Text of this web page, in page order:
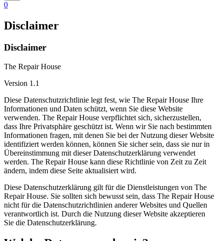
0
Disclaimer
Disclaimer
The Repair House
Version 1.1
Diese Datenschutzrichtlinie legt fest, wie The Repair House Ihre
Informationen und Daten schützt, wenn Sie diese Website
verwenden. The Repair House verpflichtet sich, sicherzustellen,
dass Ihre Privatsphäre geschützt ist. Wenn wir Sie nach bestimmten
Informationen fragen, mit denen Sie bei der Nutzung dieser Website
identifiziert werden können, können Sie sicher sein, dass sie nur in
Übereinstimmung mit dieser Datenschutzerklärung verwendet
werden. The Repair House kann diese Richtlinie von Zeit zu Zeit
ändern, indem diese Seite aktualisiert wird.
Diese Datenschutzerklärung gilt für die Dienstleistungen von The
Repair House. Sie sollten sich bewusst sein, dass The Repair House
nicht für die Datenschutzrichtlinien anderer Websites und Quellen
verantwortlich ist. Durch die Nutzung dieser Website akzeptieren
Sie die Datenschutzerklärung.